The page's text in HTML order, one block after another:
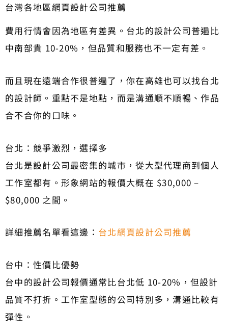
台灣各地區網頁設計公司推薦
費用行情會因為地區有差異。台北的設計公司普遍比
中南部貴 10-20%，但品質和服務也不一定有差。
而且現在遠端合作很普遍了，你在高雄也可以找台北
的設計師。重點不是地點，而是溝通順不順暢、作品
合不合你的口味。
台北：競爭激烈，選擇多
台北是設計公司最密集的城市，從大型代理商到個人
工作室都有。形象網站的報價大概在 $30,000 –
$80,000 之間。
詳細推薦名單看這邊： 台北網頁設計公司推薦
台中：性價比優勢
台中的設計公司報價通常比台北低 10-20%，但設計
品質不打折。工作室型態的公司特別多，溝通比較有
彈性。